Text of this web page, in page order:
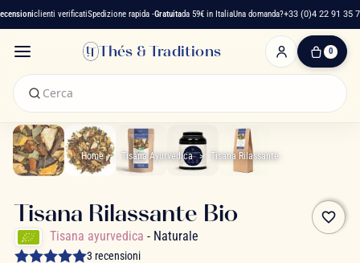
clienti verificatiSpedizione rapida -Gratuitada 59€ in ItaliaUna domanda?+33 (0)4 22 91 35 75
Thés & Traditions 0
0
Mio
Home Tisana Ayurvedica Tisana Rilassante
favorite_border
Tisana Rilassante Bio
Tisana ayurvedica - Naturale
3 recensioni